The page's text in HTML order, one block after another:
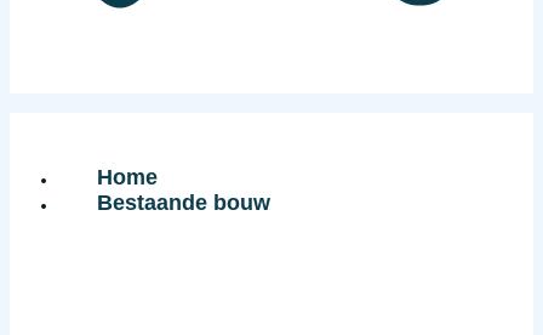
Home
Bestaande bouw